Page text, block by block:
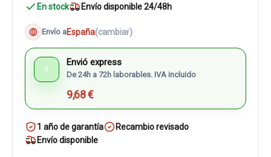
En stock Envío disponible 24/48h
Envío aEspaña(cambiar)
⚡
Envió express
De 24h a 72h laborables. IVA incluido
9,68 €
1 año de garantía
Recambio revisado
Envío disponible